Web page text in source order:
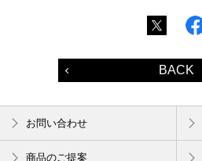
BACK
お問い合わせ
商品のご提案